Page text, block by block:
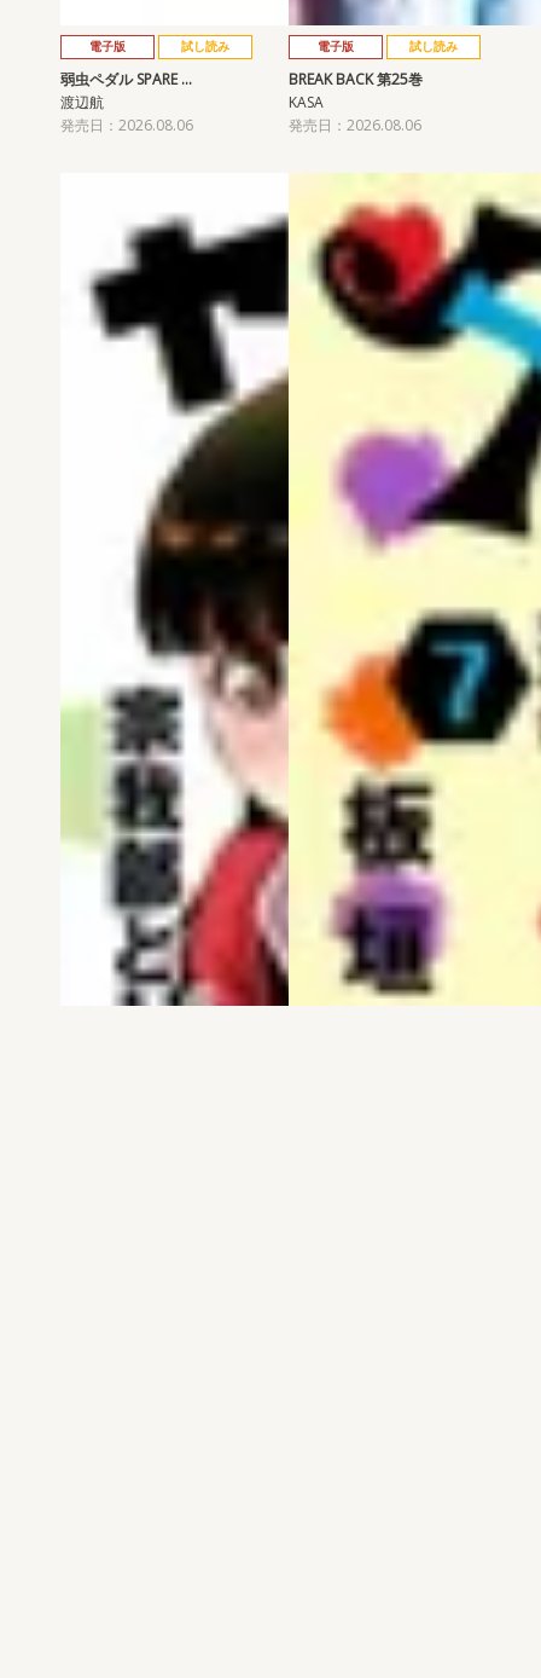
電子版 試し読み
弱虫ペダル SPARE …
渡辺航
発売日：2026.08.06
電子版 試し読み
BREAK BACK 第25巻
KASA
発売日：2026.08.06